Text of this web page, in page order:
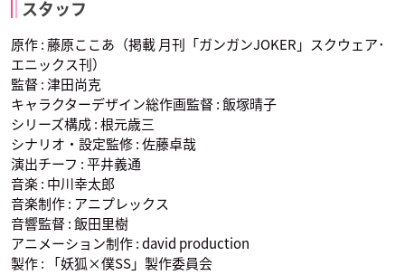
声優：日笠陽子
青鬼院蜻蛉
声優： 杉田智和
スタッフ
原作 : 藤原ここあ（掲載 月刊「ガンガンJOKER」スクウェア･
エニックス刊）
監督 : 津田尚克
キャラクターデザイン総作画監督 : 飯塚晴子
シリーズ構成 : 根元歳三
シナリオ・設定監修 : 佐藤卓哉
演出チーフ : 平井義通
音楽 : 中川幸太郎
音楽制作 : アニプレックス
音響監督 : 飯田里樹
アニメーション制作 : david production
製作 : 「妖狐×僕SS」製作委員会